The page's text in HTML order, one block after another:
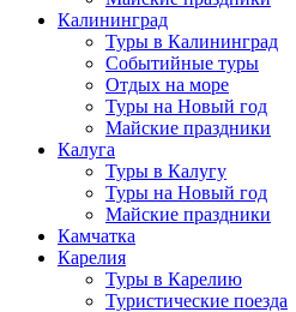
Калининград
Туры в Калининград
Событийные туры
Отдых на море
Туры на Новый год
Майские праздники
Калуга
Туры в Калугу
Туры на Новый год
Майские праздники
Камчатка
Карелия
Туры в Карелию
Туристические поезда